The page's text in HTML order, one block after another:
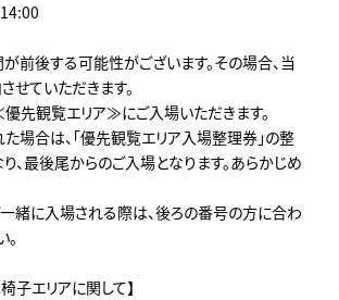
14:00
前後する可能性がございます。その場合、当
せていただきます。
先観覧エリア≫にご入場いただきます。
場合は、「優先観覧エリア入場整理券」の整
、最後尾からのご入場となります。あらかじめ
緒に入場される際は、後ろの番号の方に合わ
子エリアに関して】